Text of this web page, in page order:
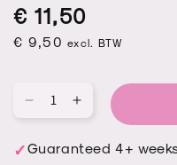
Regular
price
Regular
Sale
€ 11,50
€ 9,50excl. BTW
Decrease
for
Increase
quantity
for
Guaranteed 4+